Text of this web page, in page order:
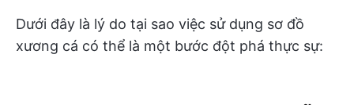
Dưới đây là lý do tại sao việc sử dụng sơ đồ
xương cá có thể là một bước đột phá thực sự: